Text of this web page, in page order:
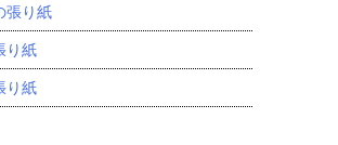
張り紙
り紙
り紙